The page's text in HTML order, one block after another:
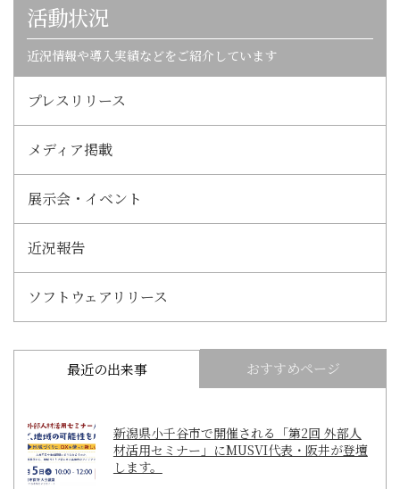
活動状況
近況情報や導入実績などをご紹介しています
プレスリリース
メディア掲載
展示会・イベント
近況報告
ソフトウェアリリース
最近の出来事 おすすめページ
新潟県小千谷市で開催される「第2回 外部人
材活用セミナー」にMUSVI代表・阪井が登壇
します。